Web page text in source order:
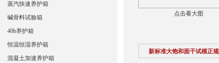
点击看大图
新标准大饱和面干试模正
蒸汽快速养护箱
碱骨料试验箱
40b养护箱
恒温恒湿养护箱
混凝土加速养护箱